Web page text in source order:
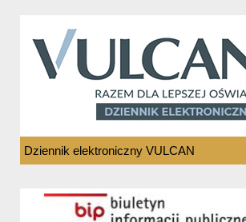
Dziennik elektroniczny VULCAN